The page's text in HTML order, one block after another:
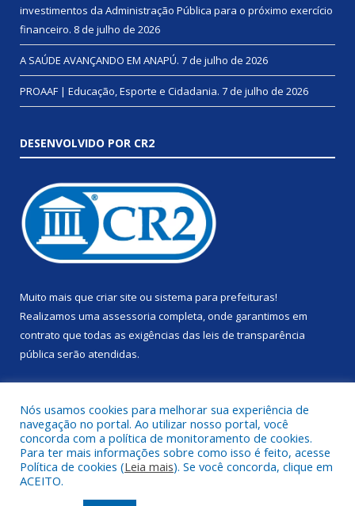
investimentos da Administração Pública para o próximo exercício
financeiro. 8 de julho de 2026
A SAÚDE AVANÇANDO EM ANAPÚ. 7 de julho de 2026
PROAAF | Educação, Esporte e Cidadania. 7 de julho de 2026
DESENVOLVIDO POR CR2
Muito mais que criar site ou sistema para prefeituras!
Realizamos uma assessoria completa, onde garantimos em
contrato que todas as exigências das leis de transparência
pública serão atendidas.
Todos os direitos reservados a Prefeitura Municipal de Anapu.
Nós usamos cookies para melhorar sua experiência de
navegação no portal. Ao utilizar nosso portal, você
concorda com a política de monitoramento de cookies.
Para ter mais informações sobre como isso é feito, acesse
Política de cookies (Leia mais). Se você concorda, clique em
ACEITO.